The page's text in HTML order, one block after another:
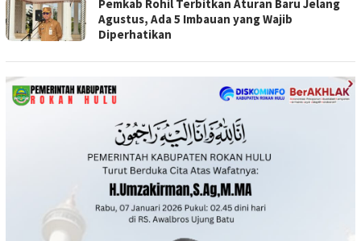
Pemkab Rohil Terbitkan Aturan Baru Jelang
Agustus, Ada 5 Imbauan yang Wajib
Diperhatikan